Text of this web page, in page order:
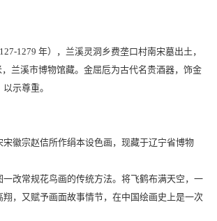
1279 年），兰溪灵洞乡费垄口村南宋墓出土，
兰溪市博物馆藏。金屈卮为古代名贵酒器，饰金
示尊重。
徽宗赵佶所作绢本设色画，现藏于辽宁省博物
常规花鸟画的传统方法。将飞鹤布满天空，一
，又赋予画面故事情节，在中国绘画史上是一次